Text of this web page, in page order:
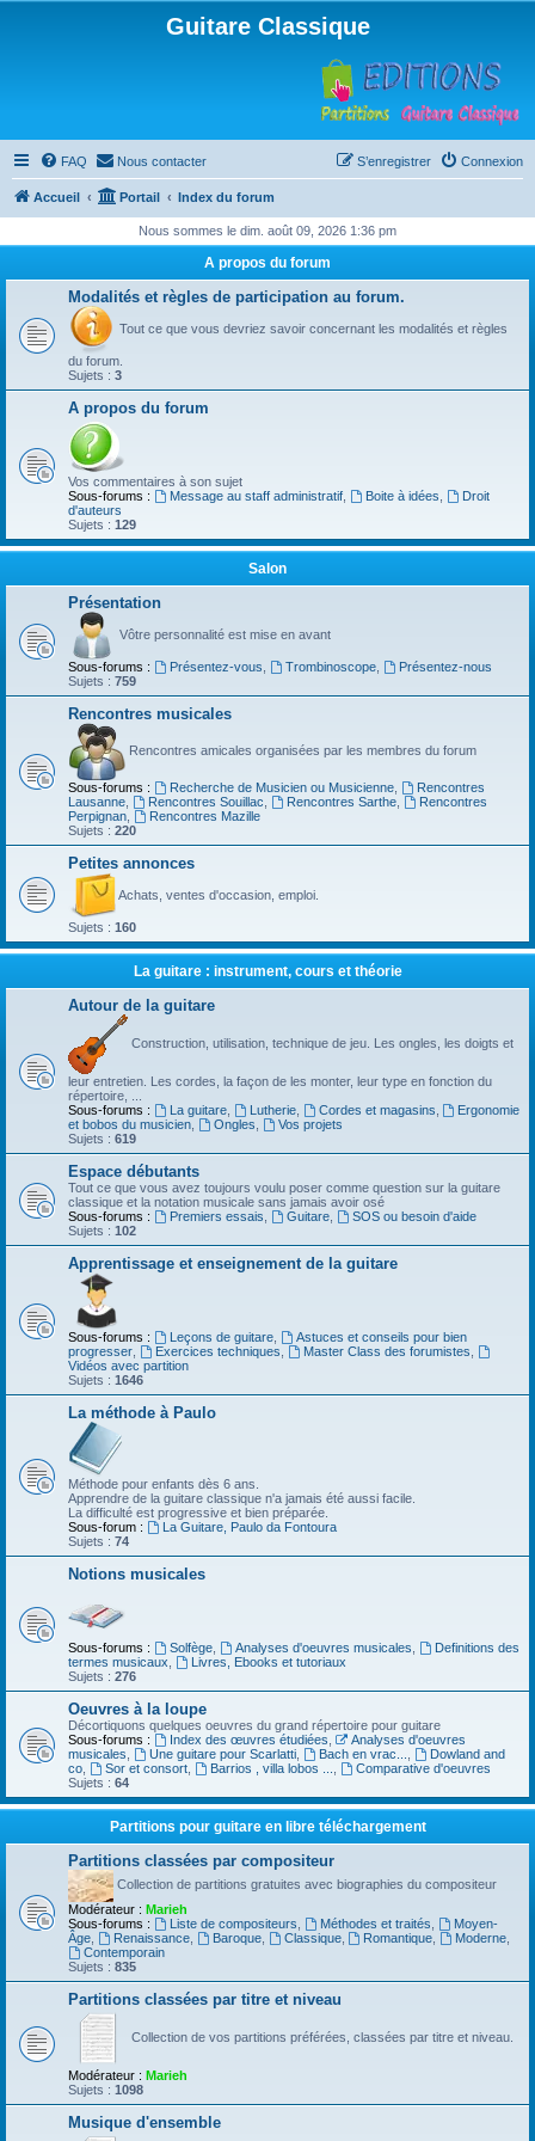
Guitare Classique
FAQ Nous contacter Connexion
S’enregistrer
Accueil Portail Index du forum
Nous sommes le dim. août 09, 2026 1:36 pm
A propos du forum
Modalités et règles de participation au forum.
Tout ce que vous devriez savoir concernant les modalités et règles
du forum.
Sujets : 3
A propos du forum
Vos commentaires à son sujet
Sous-forums :
Message au staff administratif, Boite à idées
Droit
d'auteurs
Sujets : 129
Salon
Présentation
Vôtre personnalité est mise en avant
Sous-forums : Présentez-vous Trombinoscope,
Présentez-nous
Sujets : 759
Rencontres musicales
Rencontres amicales organisées par les membres du forum
Sous-forums : Recherche de Musicien ou Musicienne,
Rencontres
Lausanne
Rencontres Souillac Rencontres Sarthe,
Rencontres
Perpignan
Rencontres Mazille
Sujets : 220
Petites annonces
Achats, ventes d'occasion, emploi.
Sujets : 160
La guitare : instrument, cours et théorie
Autour de la guitare
Construction, utilisation, technique de jeu. Les ongles, les doigts et
leur entretien. Les cordes, la façon de les monter, leur type en fonction du
répertoire, ...
Sous-forums :
La guitare, Lutherie, Cordes et magasins
Ergonomie
et bobos du musicien
Ongles
Vos projets
Sujets : 619
Espace débutants
Tout ce que vous avez toujours voulu poser comme question sur la guitare
classique et la notation musicale sans jamais avoir osé
Sous-forums :
Premiers essais Guitare,
SOS ou besoin d'aide
Sujets : 102
Apprentissage et enseignement de la guitare
Sous-forums : Leçons de guitare,
Astuces et conseils pour bien
progresser
Exercices techniques Master Class des forumistes
Vidéos avec partition
Sujets : 1646
La méthode à Paulo
Méthode pour enfants dès 6 ans.
Apprendre de la guitare classique n'a jamais été aussi facile.
La difficulté est progressive et bien préparée.
Sous-forum :
La Guitare, Paulo da Fontoura
Sujets : 74
Notions musicales
Sous-forums : Solfège, Analyses d'oeuvres musicales
Definitions des
termes musicaux
Livres, Ebooks et tutoriaux
Sujets : 276
Oeuvres à la loupe
Décortiquons quelques oeuvres du grand répertoire pour guitare
Sous-forums :
Index des œuvres étudiées
Analyses d'oeuvres
musicales
Une guitare pour Scarlatti, Bach en vrac...
Dowland and
co
Sor et consort, Barrios , villa lobos ...
Comparative d'oeuvres
Sujets : 64
Partitions pour guitare en libre téléchargement
Partitions classées par compositeur
Collection de partitions gratuites avec biographies du compositeur
Modérateur : Marieh
Sous-forums :
Liste de compositeurs Méthodes et traités
Moyen-
Âge
Renaissance, Baroque, Classique, Romantique Moderne
Contemporain
Sujets : 835
Partitions classées par titre et niveau
Collection de vos partitions préférées, classées par titre et niveau.
Modérateur : Marieh
Sujets : 1098
Musique d'ensemble